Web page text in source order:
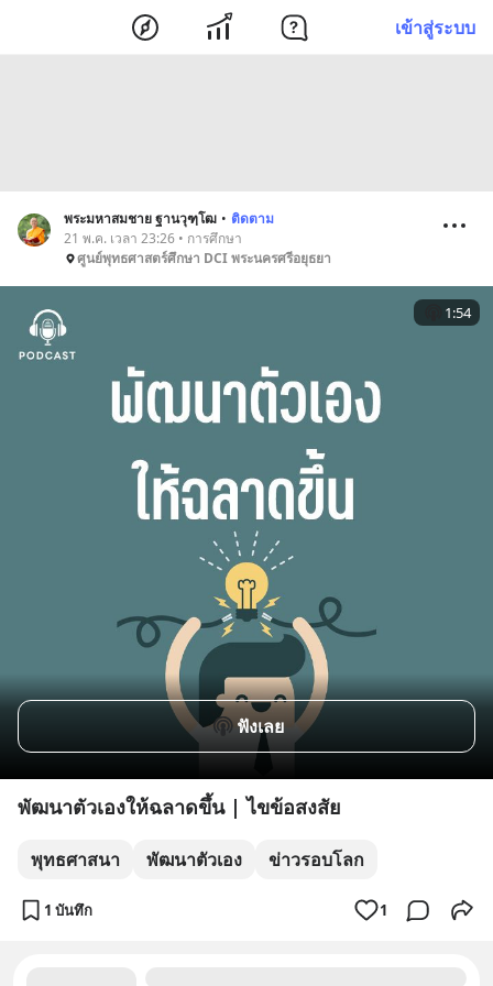
เข้าสู่ระบบ
พระมหาสมชาย ฐานวุฑฺโฒ • ติดตาม
21 พ.ค. เวลา 23:26 • การศึกษา
ศูนย์พุทธศาสตร์ศึกษา DCI พระนครศรีอยุธยา
1:54
ฟังเลย
พัฒนาตัวเองให้ฉลาดขึ้น | ไขข้อสงสัย
พุทธศาสนา พัฒนาตัวเอง ข่าวรอบโลก
1 บันทึก 1